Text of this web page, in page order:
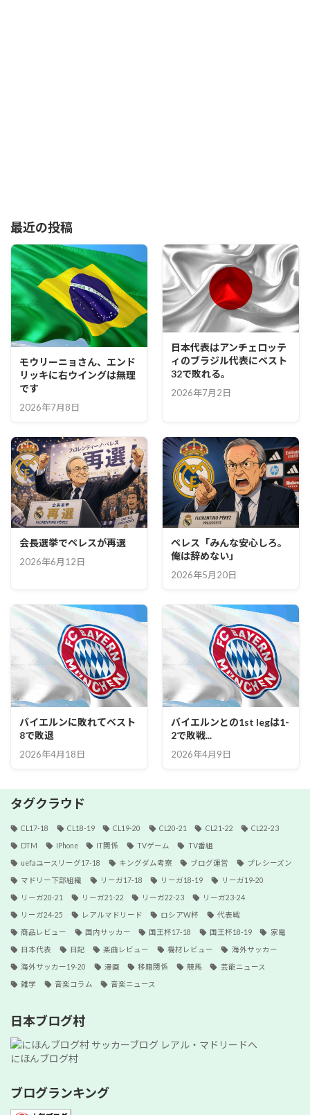
最近の投稿
モウリーニョさん、エンド
リッキに右ウイングは無理
です
2026年7月8日
日本代表はアンチェロッテ
ィのブラジル代表にベスト
32で敗れる。
2026年7月2日
会長選挙でペレスが再選
2026年6月12日
ペレス「みんな安心しろ。
俺は辞めない」
2026年5月20日
バイエルンに敗れてベスト
8で敗退
2026年4月18日
バイエルンとの1st legは1-
2で敗戦...
2026年4月9日
タグクラウド
CL17-18 CL18-19 CL19-20 CL20-21 CL21-22 CL22-23
DTM IPhone IT関係 TVゲーム TV番組
uefaユースリーグ17-18 キングダム考察 ブログ運営 プレシーズン
マドリー下部組織 リーガ17-18 リーガ18-19 リーガ19-20
リーガ20-21 リーガ21-22 リーガ22-23 リーガ23-24
リーガ24-25 レアルマドリード ロシアW杯 代表戦
商品レビュー 国内サッカー 国王杯17-18 国王杯18-19 家電
日本代表 日記 楽曲レビュー 機材レビュー 海外サッカー
海外サッカー19-20 漫画 移籍関係 競馬 芸能ニュース
雑学 音楽コラム 音楽ニュース
日本ブログ村
にほんブログ村
ブログランキング